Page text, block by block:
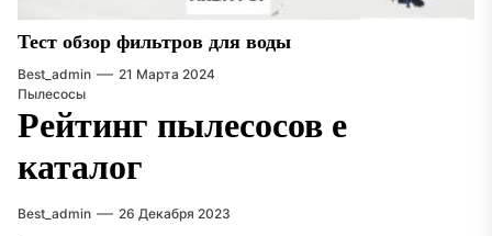
Тест обзор фильтров для воды
Best_admin
21 Марта 2024
Пылесосы
Рейтинг пылесосов е
каталог
Best_admin 26 Декабря 2023